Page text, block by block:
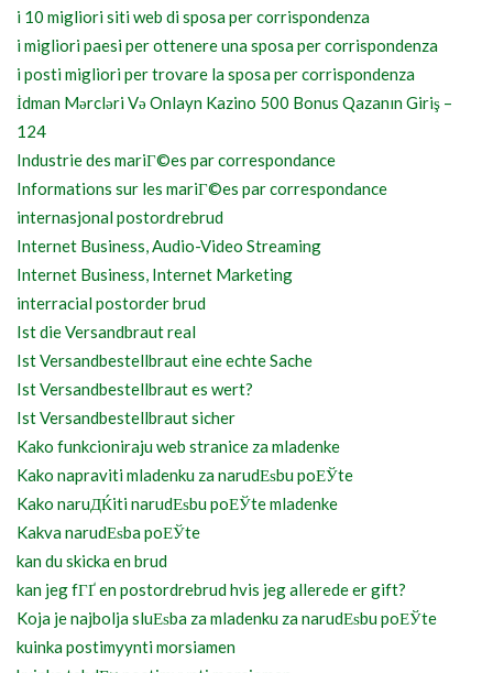
i 10 migliori siti web di sposa per corrispondenza
i migliori paesi per ottenere una sposa per corrispondenza
i posti migliori per trovare la sposa per corrispondenza
İdman Mərcləri Və Onlayn Kazino 500 Bonus Qazanın Giriş –
124
Industrie des mariГ©es par correspondance
Informations sur les mariГ©es par correspondance
internasjonal postordrebrud
Internet Business, Audio-Video Streaming
Internet Business, Internet Marketing
interracial postorder brud
Ist die Versandbraut real
Ist Versandbestellbraut eine echte Sache
Ist Versandbestellbraut es wert?
Ist Versandbestellbraut sicher
Kako funkcioniraju web stranice za mladenke
Kako napraviti mladenku za narudЕѕbu poЕЎte
Kako naruДЌiti narudЕѕbu poЕЎte mladenke
Kakva narudЕѕba poЕЎte
kan du skicka en brud
kan jeg fГҐ en postordrebrud hvis jeg allerede er gift?
Koja je najbolja sluЕѕba za mladenku za narudЕѕbu poЕЎte
kuinka postimyynti morsiamen